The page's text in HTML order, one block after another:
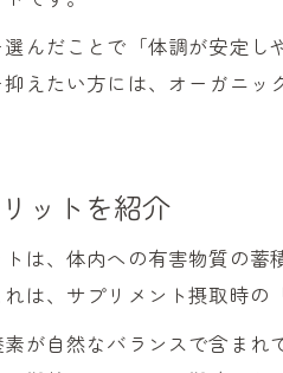
んだことで「体調が安定
えたい方には、オーガニ
ットを紹介
は、体内への有害物質の
は、サプリメント摂取時
が自然なバランスで含ま